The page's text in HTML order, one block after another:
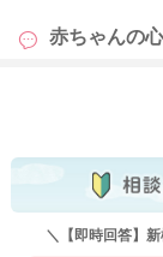
赤ちゃんの
＼【即時回答】